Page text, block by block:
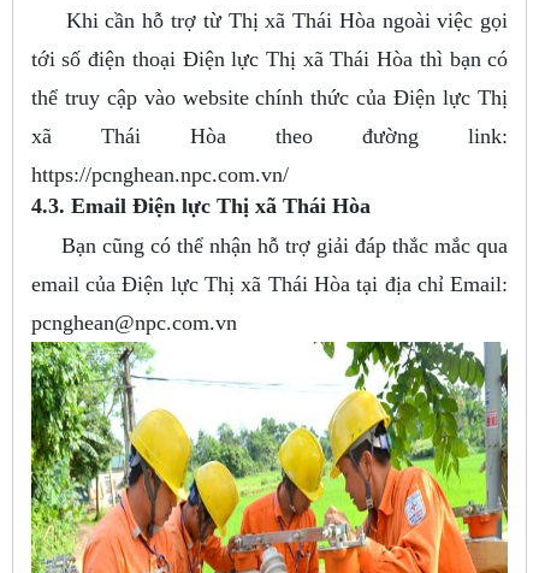
Khi cần hỗ trợ từ Thị xã Thái Hòa ngoài việc gọi
tới số điện thoại Điện lực Thị xã Thái Hòa thì bạn có
thể truy cập vào website chính thức của Điện lực Thị
xã Thái Hòa theo đường link:
https://pcnghean.npc.com.vn/
4.3. Email Điện lực Thị xã Thái Hòa
Bạn cũng có thể nhận hỗ trợ giải đáp thắc mắc qua
email của Điện lực Thị xã Thái Hòa tại địa chỉ Email:
pcnghean@npc.com.vn